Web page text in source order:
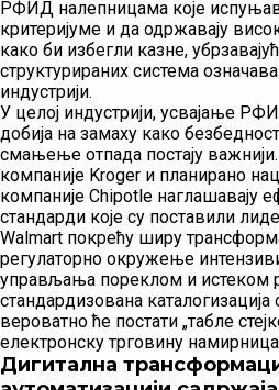
РФИД налепницама које
критеријуме и да одржавају
како би избегли казне,
структурираних система
индустрији.
У целој индустрији, усвајање
добија на замаху како
смањење отпада постају
компаније Kroger и планирано
компаније Chipotle наглашавају
стандарди које су поставили
Walmart покрећу ширу
регулаторно окружење
управљања пореклом и истеком
стандардизована
вероватно ће постати „табле
електронску трговину
Дигитална